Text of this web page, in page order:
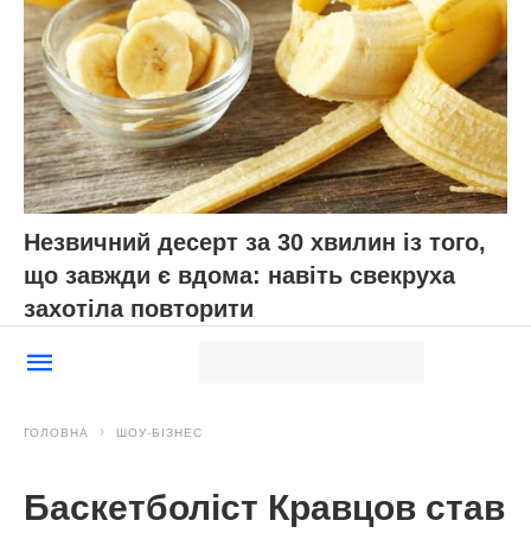
Незвичний десерт за 30 хвилин із того,
що завжди є вдома: навіть свекруха
захотіла повторити